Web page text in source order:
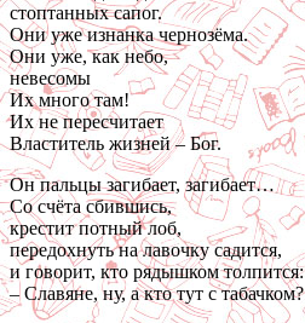
стоптанных сапог.
Они уже изнанка чернозёма.
Они уже, как небо,
невесомы
Их много там!
Их не пересчитает
Властитель жизней – Бог.
Он пальцы загибает, загибает…
Со счёта сбившись,
крестит потный лоб,
передохнуть на лавочку садится,
и говорит, кто рядышком толпится:
– Славяне, ну, а кто тут с табачком?